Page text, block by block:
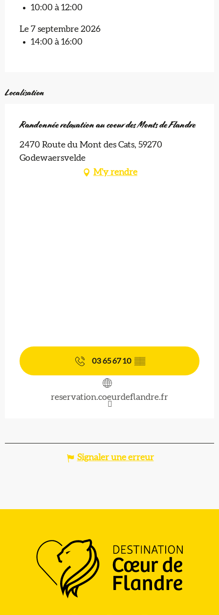
10:00 à 12:00
Le 7 septembre 2026
14:00 à 16:00
Localisation
Randonnée relaxation au coeur des Monts de Flandre
2470 Route du Mont des Cats, 59270
Godewaersvelde
M'y rendre
03 65 67 10 ▒▒
reservation.coeurdeflandre.fr
Signaler une erreur